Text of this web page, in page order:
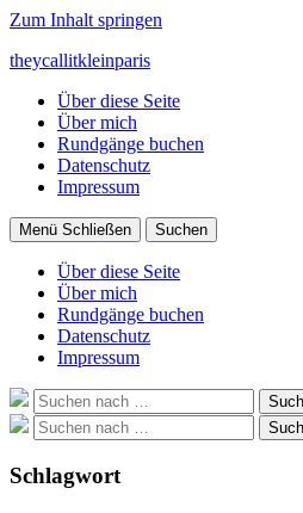
Zum Inhalt springen
theycallitkleinparis
Über diese Seite
Über mich
Rundgänge buchen
Datenschutz
Impressum
Menü Schließen Suchen
Über diese Seite
Über mich
Rundgänge buchen
Datenschutz
Impressum
Suche
nach:
Suche
nach:
Schlagwort